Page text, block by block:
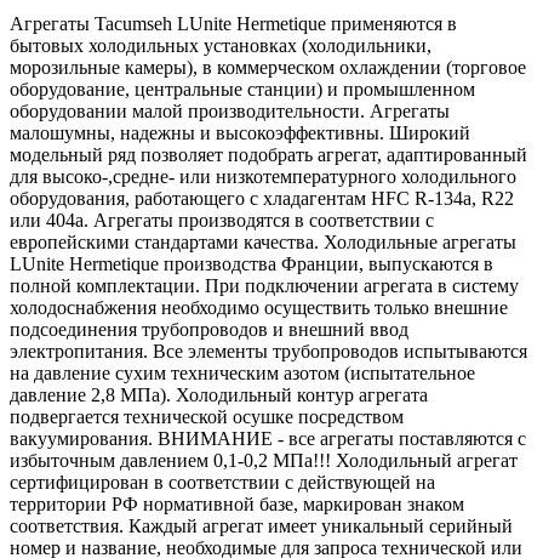
Агрегаты Tacumseh LUnite Hermetique применяются в
бытовых холодильных установках (холодильники,
морозильные камеры), в коммерческом охлаждении (торговое
оборудование, центральные станции) и промышленном
оборудовании малой производительности. Агрегаты
малошумны, надежны и высокоэффективны. Широкий
модельный ряд позволяет подобрать агрегат, адаптированный
для высоко-,средне- или низкотемпературного холодильного
оборудования, работающего с хладагентам HFC R-134a, R22
или 404a. Агрегаты производятся в соответствии с
европейскими стандартами качества. Холодильные агрегаты
LUnite Hermetique производства Франции, выпускаются в
полной комплектации. При подключении агрегата в систему
холодоснабжения необходимо осуществить только внешние
подсоединения трубопроводов и внешний ввод
электропитания. Все элементы трубопроводов испытываются
на давление сухим техническим азотом (испытательное
давление 2,8 МПа). Холодильный контур агрегата
подвергается технической осушке посредством
вакуумирования. ВНИМАНИЕ - все агрегаты поставляются с
избыточным давлением 0,1-0,2 МПа!!! Холодильный агрегат
сертифицирован в соответствии с действующей на
территории РФ нормативной базе, маркирован знаком
соответствия. Каждый агрегат имеет уникальный серийный
номер и название, необходимые для запроса технической или